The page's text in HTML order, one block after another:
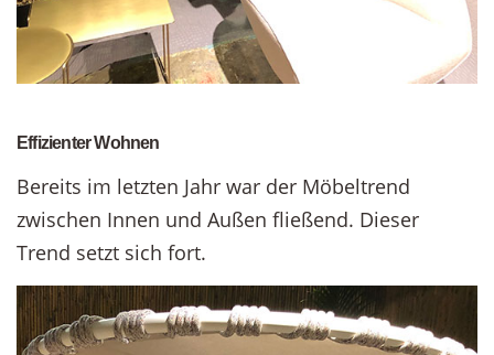
Effizienter Wohnen
Bereits im letzten Jahr war der Möbeltrend
zwischen Innen und Außen fließend. Dieser
Trend setzt sich fort.